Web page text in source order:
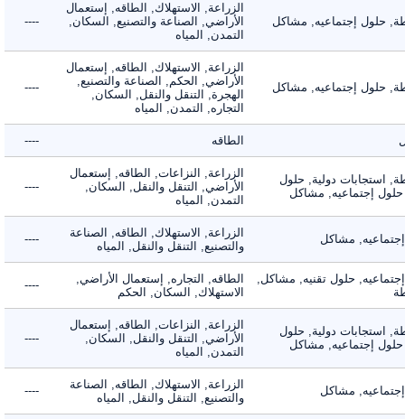
حلول إجتماعيه, مشاكل
الزراعة, الاستهلاك, الطاقه, إستعمال
الأراضي, الصناعة والتصنيع, السكان,
التمدن, المياه
----
حلول إجتماعيه, مشاكل
الزراعة, الاستهلاك, الطاقه, إستعمال
الأراضي, الحكم, الصناعة والتصنيع,
الهجرة, التنقل والنقل, السكان,
التجاره, التمدن, المياه
----
الطاقه ----
استجابات دولية, حلول
إجتماعيه, مشاكل
الزراعة, النزاعات, الطاقه, إستعمال
الأراضي, التنقل والنقل, السكان,
التمدن, المياه
----
مشاكل
الزراعة, الاستهلاك, الطاقه, الصناعة
والتصنيع, التنقل والنقل, المياه
----
حلول تقنيه, مشاكل,
الطاقه, التجاره, إستعمال الأراضي,
الاستهلاك, السكان, الحكم
----
استجابات دولية, حلول
إجتماعيه, مشاكل
الزراعة, النزاعات, الطاقه, إستعمال
الأراضي, التنقل والنقل, السكان,
التمدن, المياه
----
مشاكل
الزراعة, الاستهلاك, الطاقه, الصناعة
والتصنيع, التنقل والنقل, المياه
----